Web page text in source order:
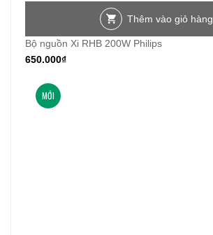
Thêm vào giỏ hàng
Bộ nguồn Xi RHB 200W Philips
650.000₫
MỚI